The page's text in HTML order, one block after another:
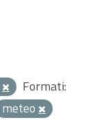
Formati:
meteo